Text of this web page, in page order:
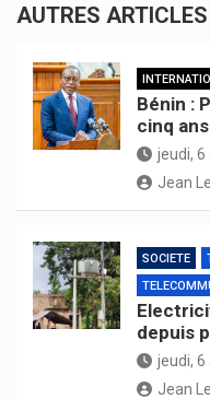
AUTRES ARTICLES
Bénin :
cinq ans
jeudi, 6
Jean
SOCIETE
depuis
jeudi, 6
Jean